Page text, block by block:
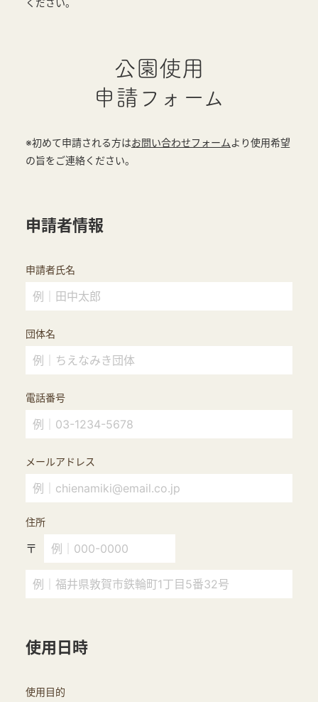
ください。
公園使用
申請フォーム
※初めて申請される方はお問い合わせフォームより使用希望
の旨をご連絡ください。
申請者情報
申請者氏名
団体名
電話番号
メールアドレス
住所
〒
使用日時
使用目的